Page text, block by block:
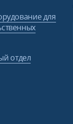
для
отдел